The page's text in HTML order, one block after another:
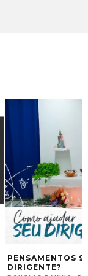
PENSAMENTOS
DIRIGENTE?